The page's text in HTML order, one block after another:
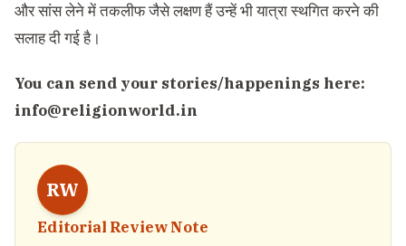
और सांस लेने में तकलीफ जैसे लक्षण हैं उन्हें भी यात्रा स्थगित करने की
सलाह दी गई है।
You can send your stories/happenings here:
info@religionworld.in
RW
Editorial Review Note